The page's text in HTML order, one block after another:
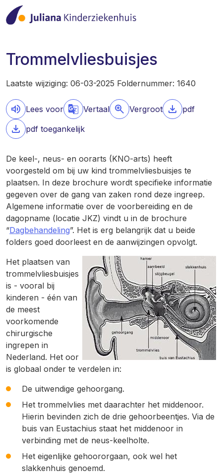
Trommelvliesbuisjes
Laatste wijziging: 06-03-2025 Foldernummer: 1640
Lees voor Vertaal Vergroot
pdf
pdf toegankelijk
De keel-, neus- en oorarts (KNO-arts) heeft
voorgesteld om bij uw kind trommelvliesbuisjes te
plaatsen. In deze brochure wordt specifieke informatie
gegeven over de gang van zaken rond deze ingreep.
Algemene informatie over de voorbereiding en de
dagopname (locatie JKZ) vindt u in de brochure
“Dagbehandeling”. Het is erg belangrijk dat u beide
folders goed doorleest en de aanwijzingen opvolgt.
Het plaatsen van
trommelvliesbuisjes
is - vooral bij
kinderen - één van
de meest
voorkomende
chirurgische
ingrepen in
Nederland. Het oor
is globaal onder te verdelen in:
De uitwendige gehoorgang.
Het trommelvlies met daarachter het middenoor.
Hierin bevinden zich de drie gehoorbeentjes. Via de
buis van Eustachius staat het middenoor in
verbinding met de neus-keelholte.
Het eigenlijke gehoororgaan, ook wel het
slakkenhuis genoemd.